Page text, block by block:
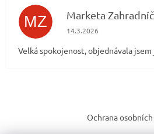
MZ Marketa
Hodnocení obchodu je
14.3.2026
Velká spokojenost, objednávala
Ochrana